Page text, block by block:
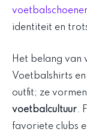
identiteit en
Het belang van
Voetbalshirts
outfit; ze
voetbalcultuur.
favoriete clubs